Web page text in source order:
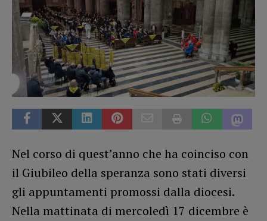
Nel corso di quest’anno che ha coinciso con
il Giubileo della speranza sono stati diversi
gli appuntamenti promossi dalla diocesi.
Nella mattinata di mercoledì 17 dicembre è